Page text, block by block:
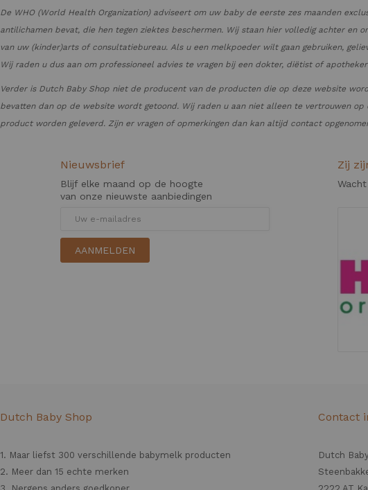
De WHO (World Health Organization) adviseert om uw baby de eerste zes maanden
antilichamen bevat, die hen tegen ziektes beschermen. Wij staan hier volledig achter en
van uw (kinder)arts of consultatiebureau. Als u een melkpoeder wilt gaan gebruiken,
Wij raden u dus aan om professioneel advies te vragen bij een dokter, diëtist of
Verder is Dutch Baby Shop niet de producent van de producten die op deze website
bevatten dan op de website wordt getoond. Wij raden u aan niet alleen te vertrouwen
product worden geleverd. Zijn er vragen of opmerkingen dan kan altijd contact
Nieuwsbrief
Blijf elke maand op de hoogte
van onze nieuwste aanbiedingen
AANMELDEN
Zij
Dutch Baby Shop
1. Maar liefst 300 verschillende babymelk producten
2. Meer dan 15 echte merken
Contact
Dutch